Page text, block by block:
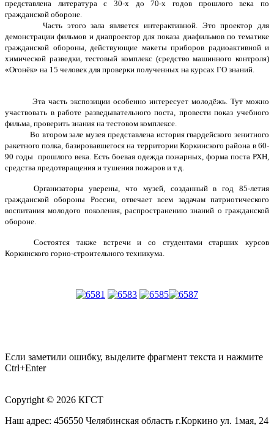
представлена литература с 30-х до 70-х годов прошлого века по
гражданской обороне.
Часть этого зала является интерактивной. Это проектор для
демонстрации фильмов и диапроектор для показа диафильмов по тематике
гражданской обороны, действующие макеты приборов радиоактивной и
химической разведки, тестовый комплекс (средство машинного контроля)
«Огонёк» на 15 человек для проверки полученных на курсах ГО знаний.
Эта часть экспозиции особенно интересует молодёжь. Тут можно
участвовать в работе разведывательного поста, провести показ учебного
фильма, проверить знания на тестовом комплексе.
Во втором зале музея представлена история гвардейского зенитного
ракетного полка, базировавшегося на территории Коркинского района в 60-
90 годы прошлого века. Есть боевая одежда пожарных, форма поста РХН,
средства предотвращения и тушения пожаров и т.д.
Организаторы уверены, что музей, созданный в год 85-летия
гражданской обороны России, отвечает всем задачам патриотического
воспитания молодого поколения, распространению знаний о гражданской
обороне.
Состоятся также встречи и со студентами старших курсов
Коркинского горно-строительного техникума.
Если заметили ошибку, выделите фрагмент текста и нажмите
Ctrl+Enter
Copyright © 2026 КГСТ
Наш адрес: 456550 Челябинская область г.Коркино ул. 1мая, 24